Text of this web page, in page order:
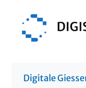
Digitale